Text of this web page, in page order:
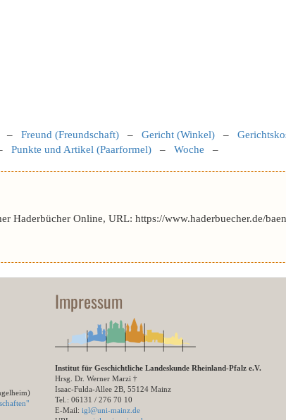
– Freund (Freundschaft) – Gericht (Winkel) –
Punkte und Artikel (Paarformel) – Woche –
Haderbücher Online, URL: https://www.haderbuecher.de/
Impressum
Institut für Geschichtliche Landeskunde Rheinland-Pfalz e.V.
Hrsg. Dr. Werner Marzi †
Isaac-Fulda-Allee 2B, 55124 Mainz
Tel.: 06131 / 276 70 10
E-Mail: igl@uni-mainz.de